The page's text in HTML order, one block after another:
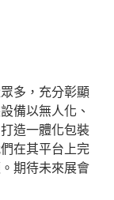
多，充分彰顯
備以無人化、
造一體化包裝
在其平台上完
期待未來展會